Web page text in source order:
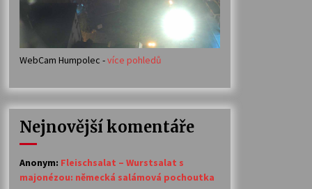
Votavžatský ploty
23. 7. 2026
14. 7. 2026
30. 6. 2026
WebCam Humpolec -více pohledů
Nejnovější komentáře
Anonym: Fleischsalat – Wurstsalat s
majonézou: německá salámová pochoutka